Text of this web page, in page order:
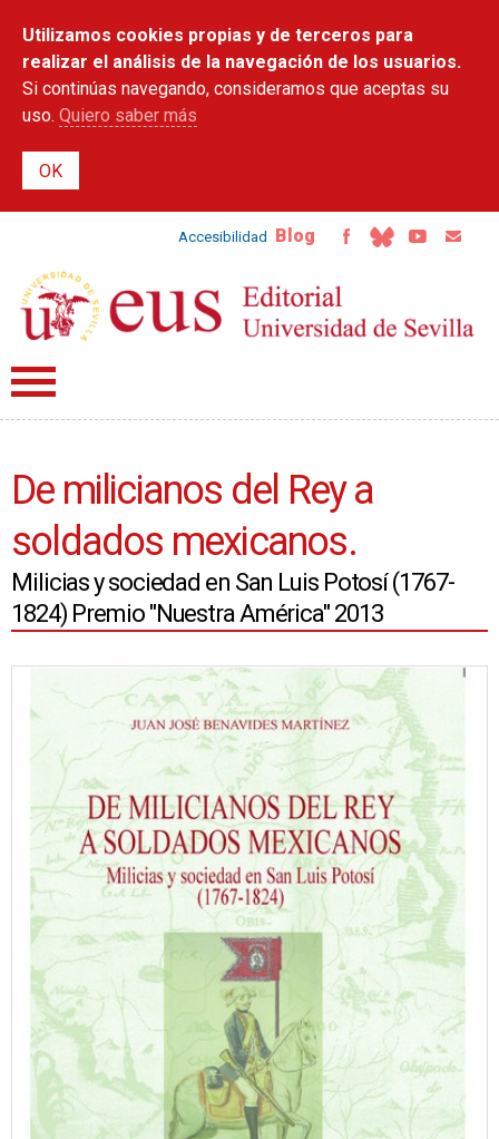
contenido
principal
Utilizamos cookies propias y de terceros para
realizar el análisis de la navegación de los usuarios.
Si continúas navegando, consideramos que aceptas su
uso. Quiero saber más
Accesibilidad Blog
De milicianos del Rey a
soldados mexicanos.
Milicias y sociedad en San Luis Potosí (1767-
1824) Premio "Nuestra América" 2013